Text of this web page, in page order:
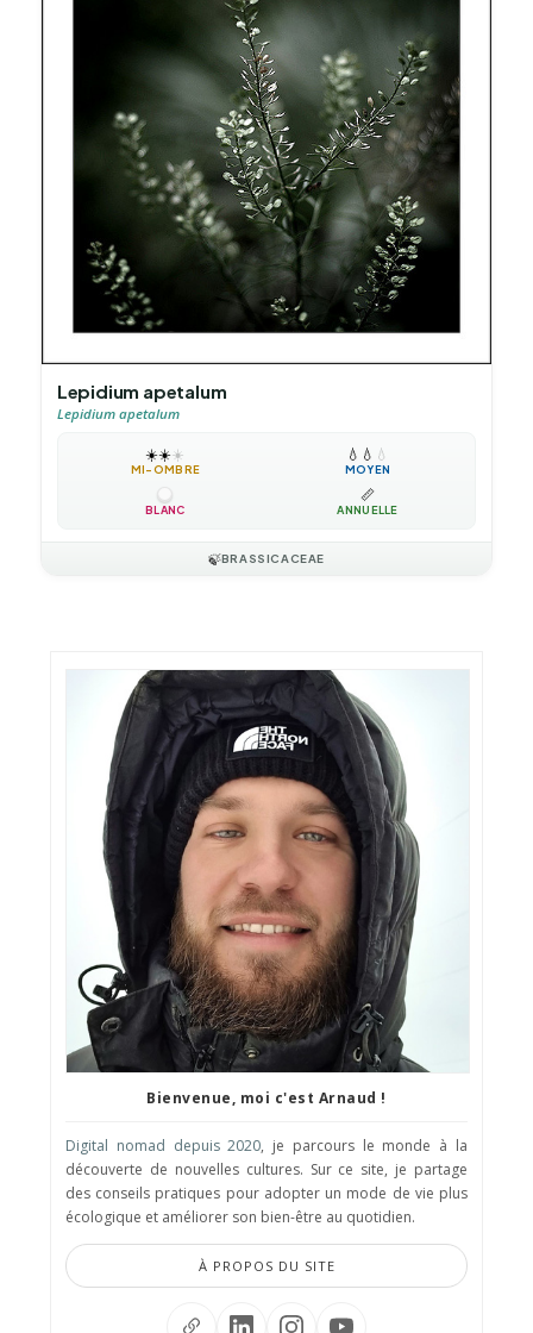
Lepidium apetalum
Lepidium apetalum
☀️☀️☀️
MI-OMBRE
💧 💧 💧
MOYEN
BLANC
📏
ANNUELLE
🍃BRASSICACEAE
Bienvenue, moi c'est Arnaud !
Digital nomad depuis 2020, je parcours le monde à la
découverte de nouvelles cultures. Sur ce site, je partage
des conseils pratiques pour adopter un mode de vie plus
écologique et améliorer son bien-être au quotidien.
À PROPOS DU SITE